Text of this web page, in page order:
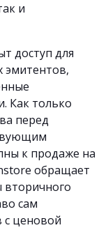
и
доступ для
эмитентов,
Как только
перед
к продаже на
обращает
вторичного
сам
с ценовой